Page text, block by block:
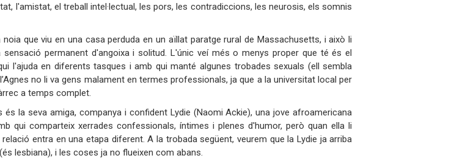
l'amistat, el treball intel·lectual, les pors, les contradiccions, les neurosis, els somnis
noia que viu en una casa perduda en un aïllat paratge rural de Massachusetts, i això li
sensació permanent d'angoixa i solitud. L'únic veí més o menys proper que té és el
l'ajuda en diferents tasques i amb qui manté algunes trobades sexuals (ell sembla
no li va gens malament en termes professionals, ja que a la universitat local per
a temps complet.
és la seva amiga, companya i confident Lydie (Naomi Ackie), una jove afroamericana
qui comparteix xerrades confessionals, íntimes i plenes d'humor, però quan ella li
entra en una etapa diferent. A la trobada següent, veurem que la Lydie ja arriba
lesbiana), i les coses ja no flueixen com abans.